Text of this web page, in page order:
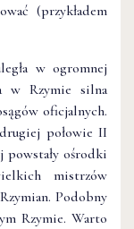
(przykładem
w ogromnej
w Rzymie silna
oficjalnych.
połowie II
ośrodki
mistrzów
Podobny
Rzymie. Warto